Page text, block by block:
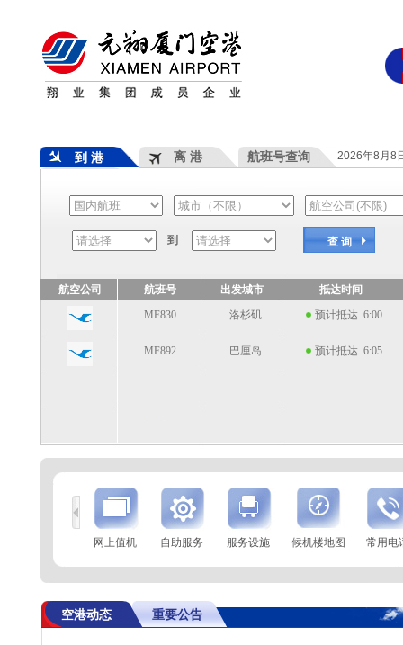
到 港 离 港 航班号查询 2026年8月8
到 查 询
航空公司 航班号 出发城市
抵达时间
MF830
洛杉矶 预计抵达 6:00
MF892 巴厘岛 预计抵达 6:05
到
航空公司 航班号 到达城市 起飞时间
网上值机 自助服务 服务设施 候机楼地图 常用电
空港动态 重要公告